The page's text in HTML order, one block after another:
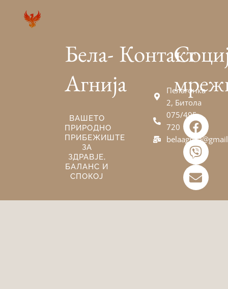
Бела-
Агнија
ВАШЕТО
ПРИРОДНО
ПРИБЕЖИШТЕ
ЗА
ЗДРАВЈЕ,
БАЛАНС И
СПОКОЈ
Контакт
Пелагонка
2, Битола
075/495-
720
F
a
c
e
b
o
V
i
b
e
r
E
n
v
e
l
o